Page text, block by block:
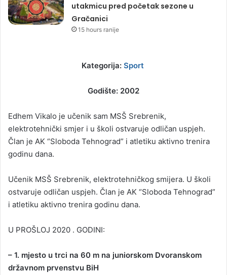
utakmicu pred početak sezone u
Gračanici
15 hours ranije
Kategorija: Sport
Godište: 2002
Edhem Vikalo je učenik sam MSŠ Srebrenik,
elektrotehnički smjer i u školi ostvaruje odličan uspjeh.
Član je AK “Sloboda Tehnograd” i atletiku aktivno trenira
godinu dana.
Učenik MSŠ Srebrenik, elektrotehničkog smijera. U školi
ostvaruje odličan uspjeh. Član je AK “Sloboda Tehnograd”
i atletiku aktivno trenira godinu dana.
U PROŠLOJ 2020 . GODINI:
– 1. mjesto u trci na 60 m na juniorskom Dvoranskom
državnom prvenstvu BiH